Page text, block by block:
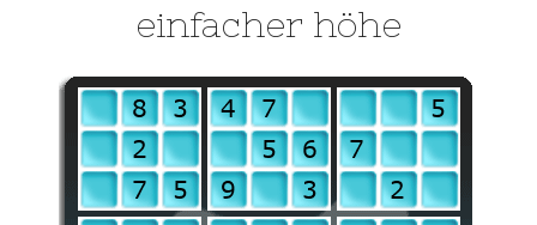
einfacher höhe